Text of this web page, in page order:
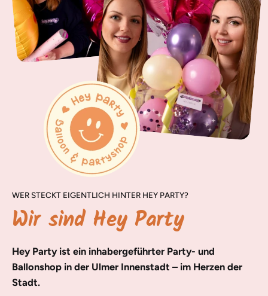
WER STECKT EIGENTLICH HINTER HEY PARTY?
Wir sind Hey Party
Hey Party ist ein inhabergeführter Party- und
Ballonshop in der Ulmer Innenstadt – im Herzen der
Stadt.